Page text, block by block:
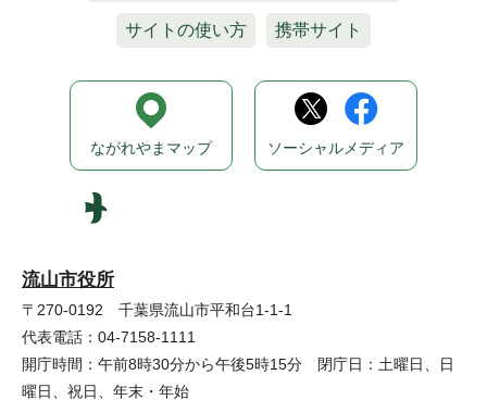
サイトの使い方 携帯サイト
流山市役所
〒270-0192 千葉県流山市平和台1-1-1
代表電話：04-7158-1111
開庁時間：午前8時30分から午後5時15分 閉庁日：土曜日、日
曜日、祝日、年末・年始
ながれやまマップ ソーシャルメディア